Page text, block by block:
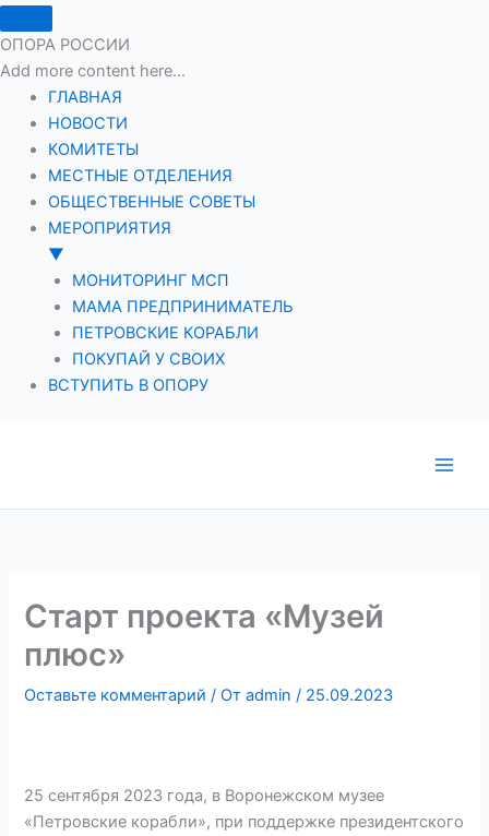
ОПОРА РОССИИ
Add more content here...
ГЛАВНАЯ
НОВОСТИ
КОМИТЕТЫ
МЕСТНЫЕ ОТДЕЛЕНИЯ
ОБЩЕСТВЕННЫЕ СОВЕТЫ
МЕРОПРИЯТИЯ
▼
МОНИТОРИНГ МСП
МАМА ПРЕДПРИНИМАТЕЛЬ
ПЕТРОВСКИЕ КОРАБЛИ
ПОКУПАЙ У СВОИХ
ВСТУПИТЬ В ОПОРУ
Старт проекта «Музей
плюс»
Оставьте комментарий / Отadmin/ 25.09.2023
25 сентября 2023 года, в Воронежском музее
«Петровские корабли», при поддержке президентского